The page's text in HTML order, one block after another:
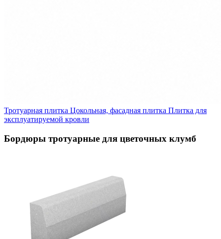
Тротуарная плитка Цокольная, фасадная плитка Плитка для
эксплуатируемой кровли
Бордюры тротуарные для цветочных клумб